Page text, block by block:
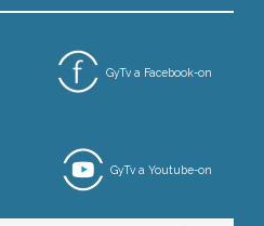
GyTv a Facebook-on
GyTv a Youtube-on